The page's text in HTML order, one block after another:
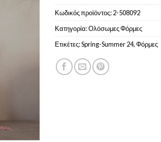
Κωδικός προϊόντος:2-508092
Κατηγορία:Ολόσωμες Φόρμες
Ετικέτες:Spring-Summer 24,Φόρμες